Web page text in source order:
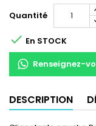
Quantité
 En STOCK
Renseignez-
DESCRIPTION